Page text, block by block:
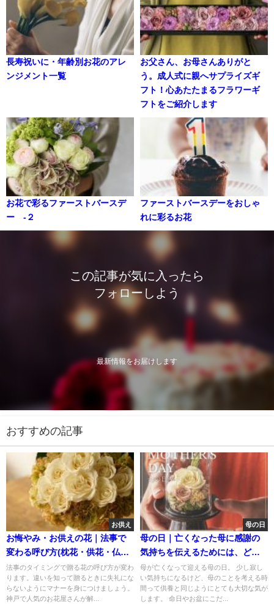
長寿祝いに・年齢別お花のアレ
ンジメント一覧
お父さん、お母さんありがと
う。成人式に親へサプライズギ
フト！心あたたまるフラワーギ
フトをご紹介します
お花で彩るファーストバースデ
ー -２
ファーストバースデーをおしゃ
れに彩るお花
この記事が気に入ったら
フォローしよう
最新情報をお届けします
おすすめの記事
お供え
お悔やみ・お供えの花｜法事で
変わる呼び方(枕花・供花・仏
花・献花)
法事のタイミングで贈る花の呼び方が変わ
ります。違いを知って贈るときに失礼にな
らないようにマナーを身につけましょう。
神戸で人気のお花屋さんが解...
母の日
母の日｜亡くなった母に感謝の
気持ちを伝えるためには、どん
なお花が良い？
母が亡くなって迎える母の日。 少し寂し
い気持ちになるけど、母のことを考える時
間って供養と同じようにとても大切な気が
します。 命日やお盆にこだ...